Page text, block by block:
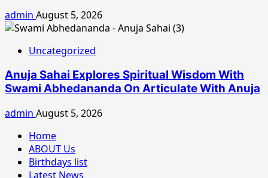
admin August 5, 2026
Uncategorized
Anuja Sahai Explores Spiritual Wisdom With
Swami Abhedananda On Articulate With Anuja
admin August 5, 2026
Home
ABOUT Us
Birthdays list
Latest News